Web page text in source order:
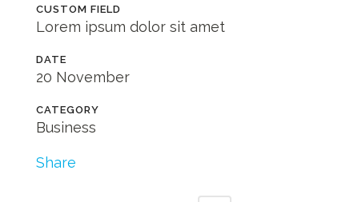
CUSTOM FIELD
Lorem ipsum dolor sit amet
DATE
20 November
CATEGORY
Business
Share